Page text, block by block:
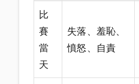
比
賽
當
天
失落、羞恥、
憤怒、自責